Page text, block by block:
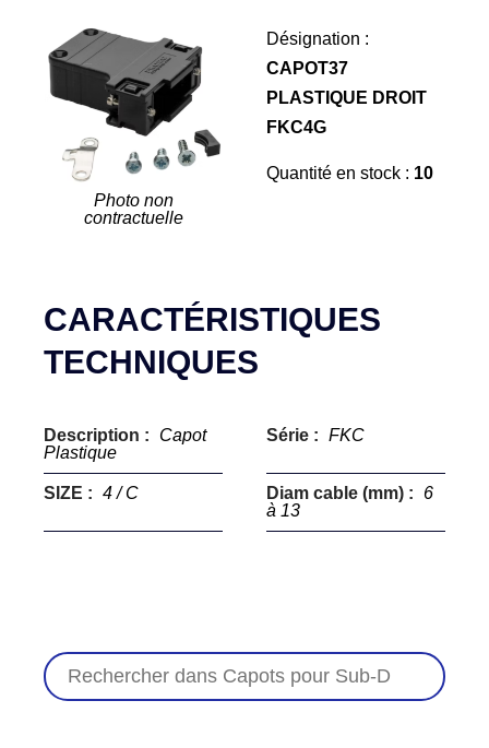
Photo non
contractuelle
Désignation :
CAPOT37
PLASTIQUE DROIT
FKC4G
Quantité en stock : 10
CARACTÉRISTIQUES
TECHNIQUES
Description :
Capot
Plastique
Série : FKC
SIZE : 4 / C Diam cable (mm) :
6
à 13